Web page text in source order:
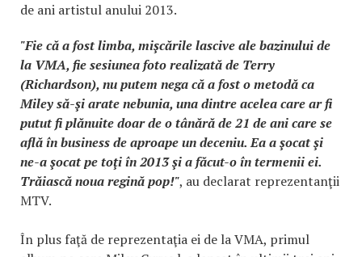
de ani artistul anului 2013.
"Fie că a fost limba, mişcările lascive ale bazinului de
la VMA, fie sesiunea foto realizată de Terry
(Richardson), nu putem nega că a fost o metodă ca
Miley să-şi arate nebunia, una dintre acelea care ar fi
putut fi plănuite doar de o tânără de 21 de ani care se
află în business de aproape un deceniu. Ea a şocat şi
ne-a şocat pe toţi în 2013 şi a făcut-o în termenii ei.
Trăiască noua regină pop!", au declarat reprezentanţii
MTV.
În plus faţă de reprezentaţia ei de la VMA, primul